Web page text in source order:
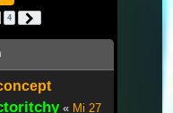
4
« Mi 27